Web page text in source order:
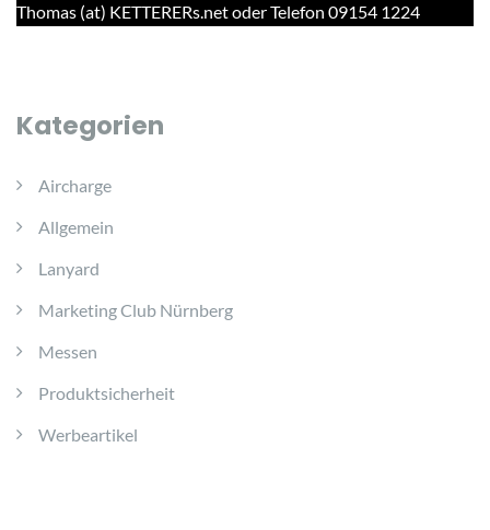
Thomas (at) KETTERERs.net oder Telefon 09154 1224
Kategorien
Aircharge
Allgemein
Lanyard
Marketing Club Nürnberg
Messen
Produktsicherheit
Werbeartikel